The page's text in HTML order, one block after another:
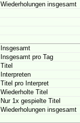
Wiederholungen insgesamt
Insgesamt
Insgesamt pro Tag
Titel
Interpreten
Titel pro Interpret
Wiederholte Titel
Nur 1x gespielte Titel
Wiederholungen insgesamt